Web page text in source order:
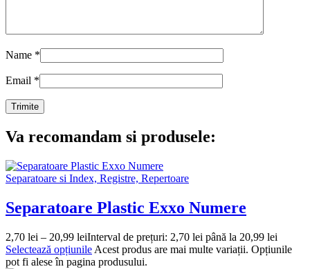
Name *
Email *
Va recomandam si produsele:
Separatoare si Index, Registre, Repertoare
Separatoare Plastic Exxo Numere
2,70 lei – 20,99 leiInterval de prețuri: 2,70 lei până la 20,99 lei
Selectează opțiunile Acest produs are mai multe variații. Opțiunile
pot fi alese în pagina produsului.